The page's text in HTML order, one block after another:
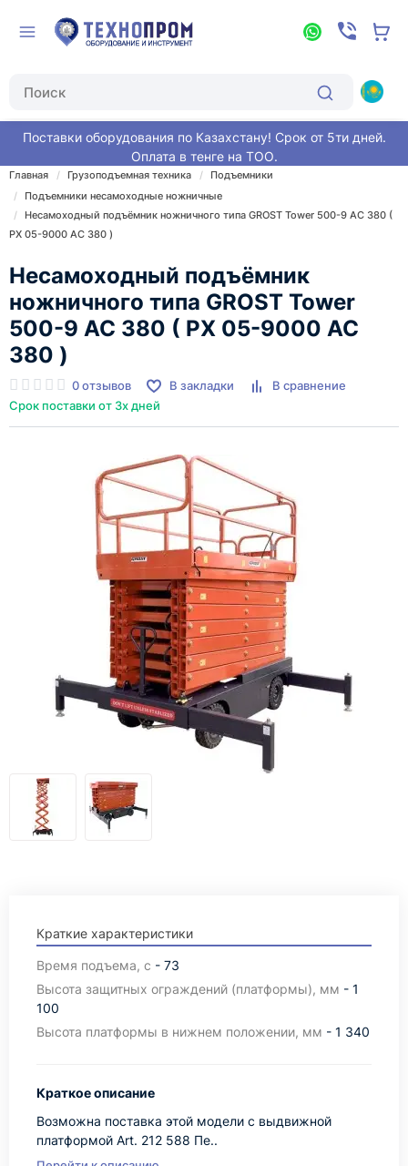
Поставки оборудования по Казахстану! Срок от 5ти дней.
Оплата в тенге на ТОО.
Главная Грузоподъемная техника
Подъемники
Подъемники несамоходные ножничные
Несамоходный подъёмник ножничного типа GROST Tower 500-9 АС 380 (
PX 05-9000 AC 380 )
Несамоходный подъёмник
ножничного типа GROST Tower
500-9 АС 380 ( PX 05-9000 AC
380 )
0 отзывов В закладки
В сравнение
Срок поставки от 3х дней
Краткие характеристики
Время подъема, с - 73
Высота защитных ограждений (платформы), мм - 1
100
Высота платформы в нижнем положении, мм - 1 340
Краткое описание
Возможна поставка этой модели с выдвижной
платформой Art. 212 588 Пе..